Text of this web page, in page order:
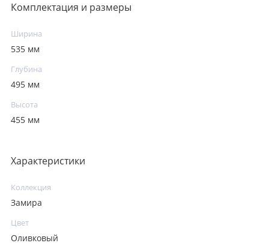
Комплектация и размеры
Ширина
535 мм
Глубина
495 мм
Высота
455 мм
Характеристики
Коллекция
Замира
Цвет
Оливковый